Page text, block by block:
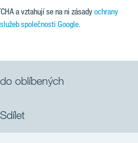
oblíbených
Sdílet
a vztahují se na ni zásadyochrany
společnosti Google.